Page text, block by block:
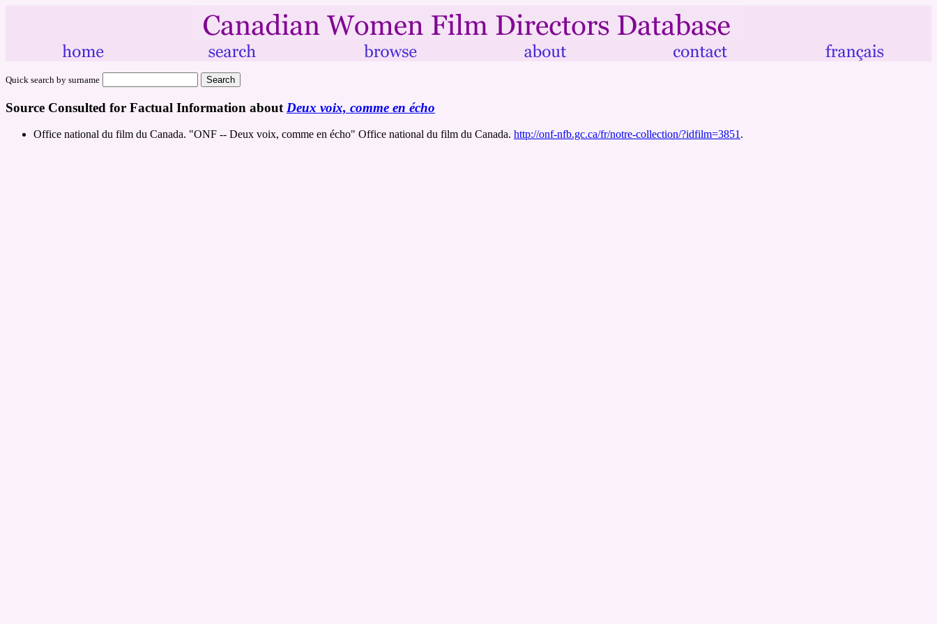
Quick search by surname
Source Consulted for Factual Information about Deux voix, comme en écho
Office national du film du Canada. "ONF -- Deux voix, comme en écho" Office national du film du Canada. http://onf-nfb.gc.ca/fr/notre-collection/?idfilm=3851.